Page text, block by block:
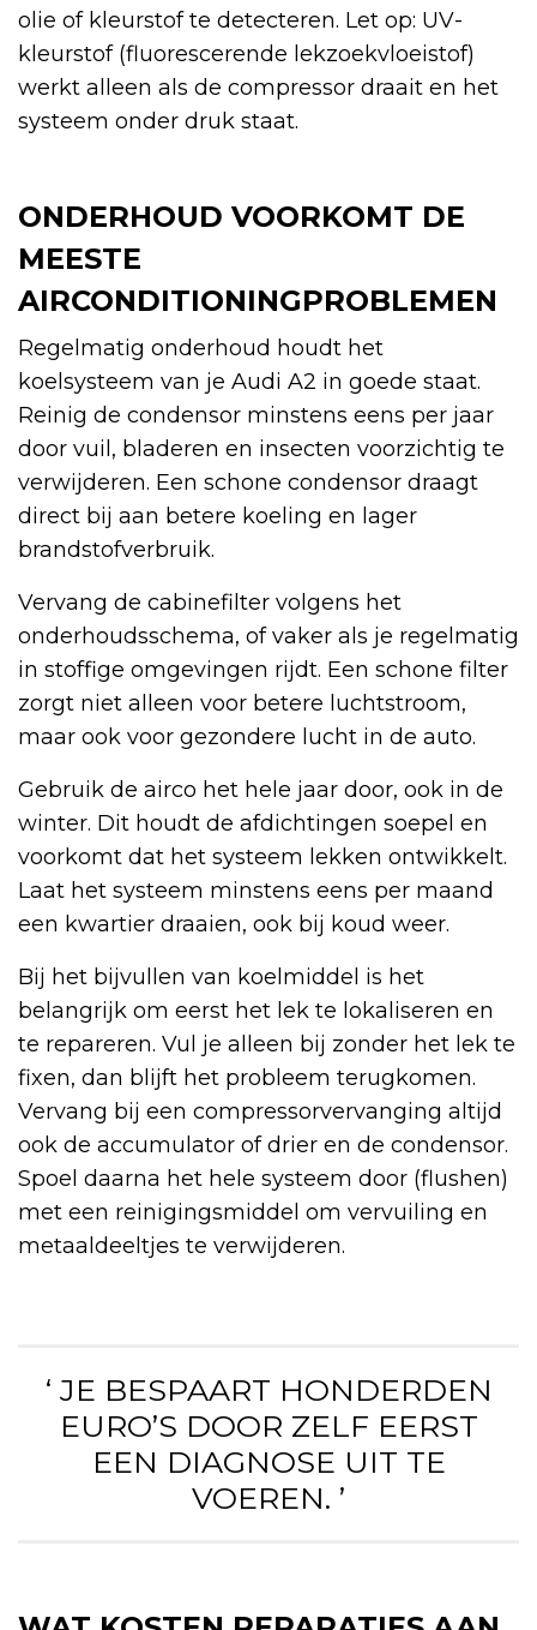
olie of kleurstof te detecteren. Let op: UV-
kleurstof (fluorescerende lekzoekvloeistof)
werkt alleen als de compressor draait en het
systeem onder druk staat.
ONDERHOUD VOORKOMT DE
MEESTE
AIRCONDITIONINGPROBLEMEN
Regelmatig onderhoud houdt het
koelsysteem van je Audi A2 in goede staat.
Reinig de condensor minstens eens per jaar
door vuil, bladeren en insecten voorzichtig te
verwijderen. Een schone condensor draagt
direct bij aan betere koeling en lager
brandstofverbruik.
Vervang de cabinefilter volgens het
onderhoudsschema, of vaker als je regelmatig
in stoffige omgevingen rijdt. Een schone filter
zorgt niet alleen voor betere luchtstroom,
maar ook voor gezondere lucht in de auto.
Gebruik de airco het hele jaar door, ook in de
winter. Dit houdt de afdichtingen soepel en
voorkomt dat het systeem lekken ontwikkelt.
Laat het systeem minstens eens per maand
een kwartier draaien, ook bij koud weer.
Bij het bijvullen van koelmiddel is het
belangrijk om eerst het lek te lokaliseren en
te repareren. Vul je alleen bij zonder het lek te
fixen, dan blijft het probleem terugkomen.
Vervang bij een compressorvervanging altijd
ook de accumulator of drier en de condensor.
Spoel daarna het hele systeem door (flushen)
met een reinigingsmiddel om vervuiling en
metaaldeeltjes te verwijderen.
‘ JE BESPAART HONDERDEN
EURO’S DOOR ZELF EERST
EEN DIAGNOSE UIT TE
VOEREN. ’